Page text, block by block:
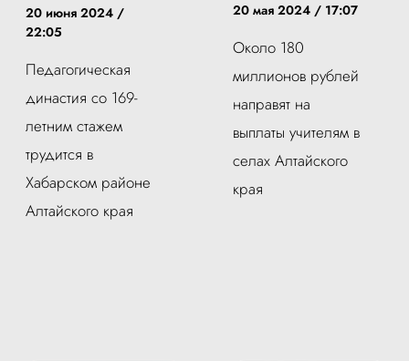
20 июня 2024 /
22:05
Педагогическая
династия со 169-
летним стажем
трудится в
Хабарском районе
Алтайского края
20 мая 2024 / 17:07
Около 180
миллионов рублей
направят на
выплаты учителям в
селах Алтайского
края